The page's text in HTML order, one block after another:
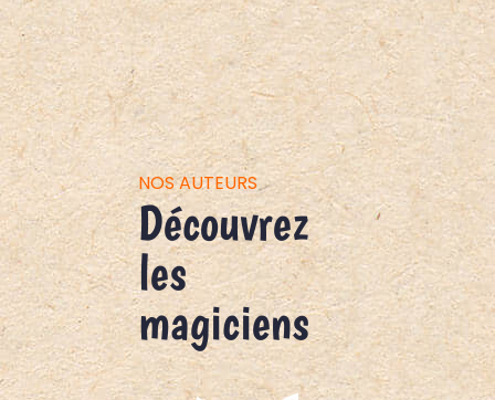
NOS AUTEURS
Découvrez
les
magiciens